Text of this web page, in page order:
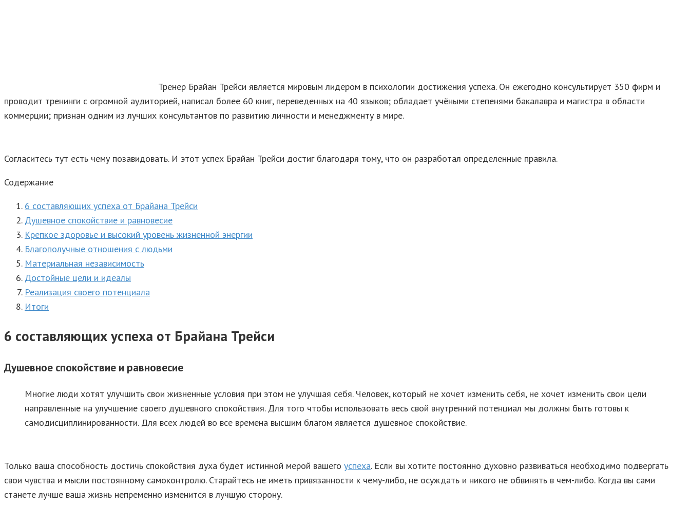
Тренер Брайан Трейси является мировым лидером в психологии достижения успеха. Он ежегодно консультирует 350 фирм и
проводит тренинги с огромной аудиторией, написал более 60 книг, переведенных на 40 языков; обладает учёными степенями бакалавра и магистра в области
коммерции; признан одним из лучших консультантов по развитию личности и менеджменту в мире.
Согласитесь тут есть чему позавидовать. И этот успех Брайан Трейси достиг благодаря тому, что он разработал определенные правила.
Содержание
6 составляющих успеха от Брайана Трейси
Душевное спокойствие и равновесие
Крепкое здоровье и высокий уровень жизненной энергии
Благополучные отношения с людьми
Материальная независимость
Достойные цели и идеалы
Реализация своего потенциала
Итоги
6 составляющих успеха от Брайана Трейси
Душевное спокойствие и равновесие
Многие люди хотят улучшить свои жизненные условия при этом не улучшая себя. Человек, который не хочет изменить себя, не хочет изменить свои цели
направленные на улучшение своего душевного спокойствия. Для того чтобы использовать весь свой внутренний потенциал мы должны быть готовы к
самодисциплинированности. Для всех людей во все времена высшим благом является душевное спокойствие.
Только ваша способность достичь спокойствия духа будет истинной мерой вашего успеха. Если вы хотите постоянно духовно развиваться необходимо подвергать
свои чувства и мысли постоянному самоконтролю. Старайтесь не иметь привязанности к чему-либо, не осуждать и никого не обвинять в чем-либо. Когда вы сами
станете лучше ваша жизнь непременно изменится в лучшую сторону.